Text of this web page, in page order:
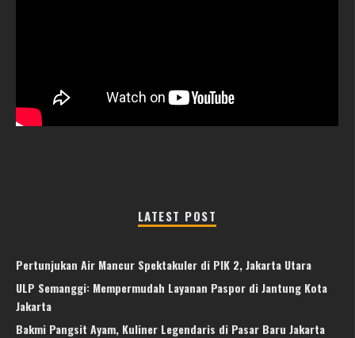
LATEST POST
Pertunjukan Air Mancur Spektakuler di PIK 2, Jakarta Utara
ULP Semanggi: Mempermudah Layanan Paspor di Jantung Kota
Jakarta
Bakmi Pangsit Ayam, Kuliner Legendaris di Pasar Baru Jakarta